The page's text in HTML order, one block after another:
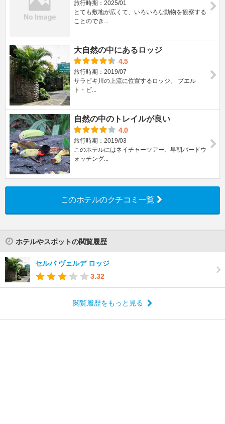
旅行時期：2025/01
とても敷地が広くて、いろいろな動物を観察する
ことのでき...
大自然の中にあるロッジ
4.5
旅行時期：2019/07
サラピキ川の上流に位置するロッジ。 プエル
ト・ビ...
自然の中のトレイルが良い
4.0
旅行時期：2019/03
このホテルにはネイチャーツアー、早朝バードウ
ォッチング...
このホテルのクチコミ一覧
ホテルやスポットの閲覧履歴
セルバ ヴェルデ ロッジ
3.32
閲覧履歴をもっと見る